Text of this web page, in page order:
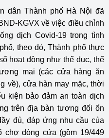
dân Thành phố Hà Nội đã
KGVX về việc điều chỉnh
dịch Covid-19 trong tình
theo đó, Thành phố thực
hoạt động như thể dục, thể
mại (các cửa hàng ăn
về), cửa hàn may mặc, thời
kiện bảo đảm an toàn dịch
trên địa bàn tương đối ổn
đủ, đáp ứng nhu cầu của
chợ đóng cửa (gồm 19/449